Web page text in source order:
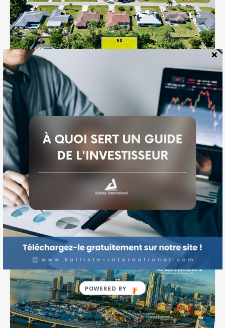
Terrain en FLORIDE
Surface
Disponible
$39,500
Disponible
Guide
Investisseur